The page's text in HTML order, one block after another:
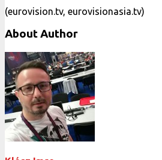
(eurovision.tv, eurovisionasia.tv)
About Author